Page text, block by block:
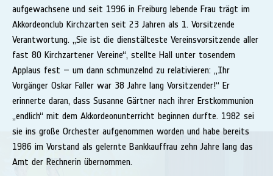
aufgewachsene und seit 1996 in Freiburg lebende Frau trägt im
Akkordeonclub Kirchzarten seit 23 Jahren als 1. Vorsitzende
Verantwortung. „Sie ist die dienstälteste Vereinsvorsitzende aller
fast 80 Kirchzartener Vereine“, stellte Hall unter tosendem
Applaus fest – um dann schmunzelnd zu relativieren: „Ihr
Vorgänger Oskar Faller war 38 Jahre lang Vorsitzender!“ Er
erinnerte daran, dass Susanne Gärtner nach ihrer Erstkommunion
„endlich“ mit dem Akkordeonunterricht beginnen durfte. 1982 sei
sie ins große Orchester aufgenommen worden und habe bereits
1986 im Vorstand als gelernte Bankkauffrau zehn Jahre lang das
Amt der Rechnerin übernommen.